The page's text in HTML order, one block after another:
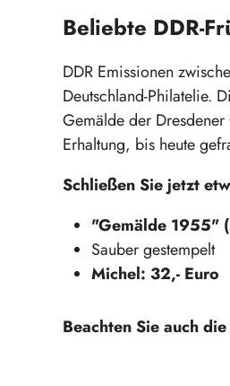
Beliebte DDR-
DDR Emissionen
Deutschland-Philatelie.
Gemälde der
Erhaltung, bis heute
Schließen Sie jetzt
"Gemälde
Sauber gestempelt
Michel: 32,- Euro
Beachten Sie auch